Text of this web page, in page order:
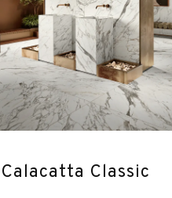
Calacatta Classic